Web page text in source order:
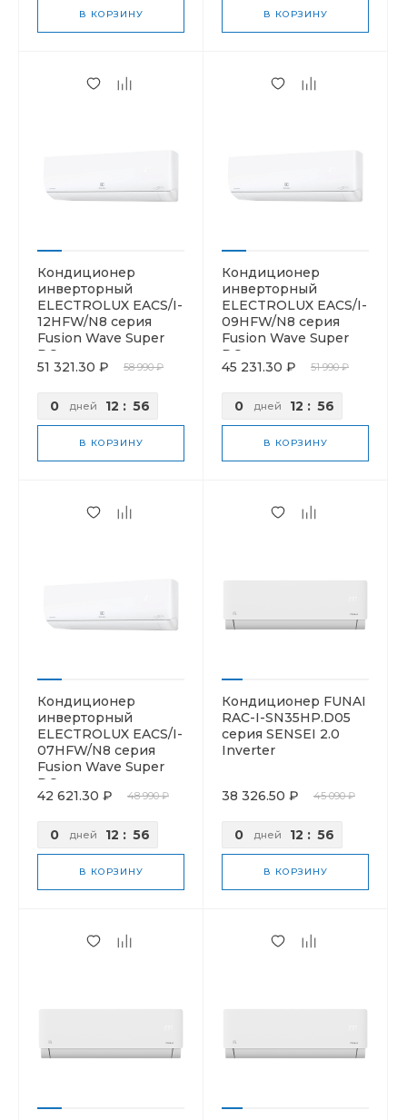
В КОРЗИНУ В КОРЗИНУ
Кондиционер
инверторный
ELECTROLUX EACS/I-
12HFW/N8 серия
Fusion Wave Super
DC
51 321.30 ₽ 58 990 ₽
0 дней 12 : 56
В КОРЗИНУ
Кондиционер
инверторный
ELECTROLUX EACS/I-
09HFW/N8 серия
Fusion Wave Super
DC
45 231.30 ₽ 51 990 ₽
0 дней 12 : 56
В КОРЗИНУ
Кондиционер
инверторный
ELECTROLUX EACS/I-
07HFW/N8 серия
Fusion Wave Super
DC
42 621.30 ₽ 48 990 ₽
0 дней 12 : 56
В КОРЗИНУ
Кондиционер FUNAI
RAC-I-SN35HP.D05
серия SENSEI 2.0
Inverter
38 326.50 ₽ 45 090 ₽
0 дней 12 : 56
В КОРЗИНУ